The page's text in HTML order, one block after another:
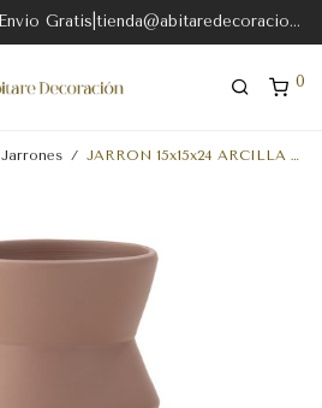
Tiempo entrega 10 dias | Envio Gratis|tienda@abitaredecoracion.com
0
Jarrones / JARRON 15x15x24 ARCILLA ROJIZO